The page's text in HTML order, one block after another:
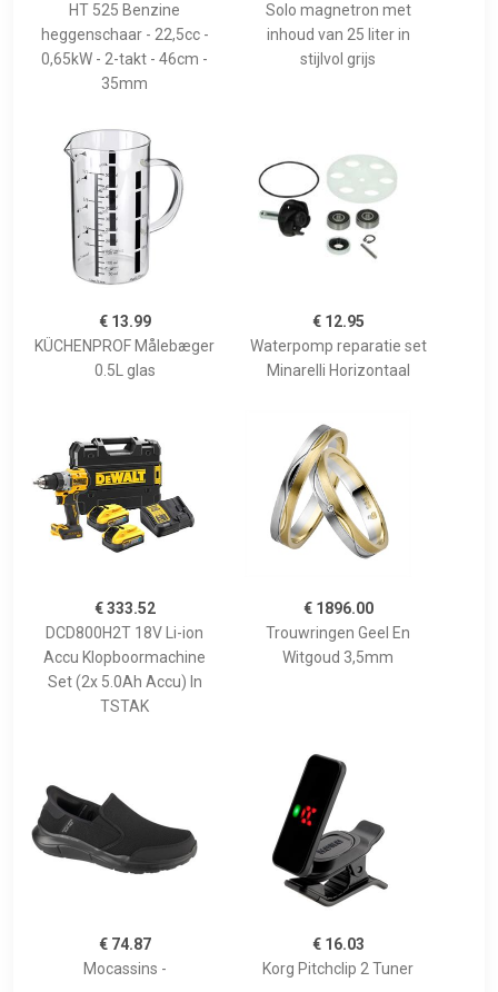
HT 525 Benzine
heggenschaar - 22,5cc -
0,65kW - 2-takt - 46cm -
35mm
Solo magnetron met
inhoud van 25 liter in
stijlvol grijs
€ 13.99
KÜCHENPROF Målebæger
0.5L glas
€ 12.95
Waterpomp reparatie set
Minarelli Horizontaal
€ 333.52
DCD800H2T 18V Li-ion
Accu Klopboormachine
Set (2x 5.0Ah Accu) In
TSTAK
€ 1896.00
Trouwringen Geel En
Witgoud 3,5mm
€ 74.87
Mocassins -
€ 16.03
Korg Pitchclip 2 Tuner